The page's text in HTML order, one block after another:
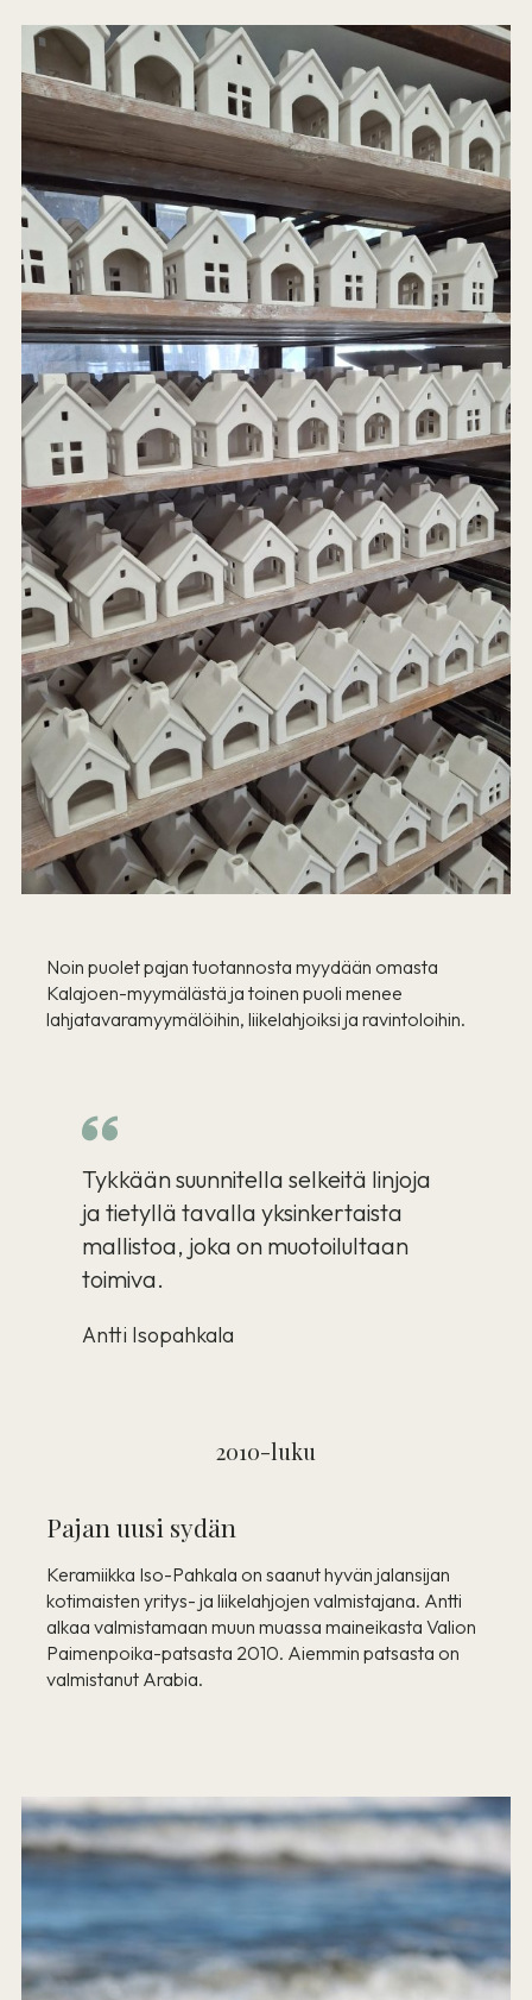
Noin puolet pajan tuotannosta myydään omasta
Kalajoen-myymälästä ja toinen puoli menee
lahjatavaramyymälöihin, liikelahjoiksi ja ravintoloihin.
Tykkään suunnitella selkeitä linjoja
ja tietyllä tavalla yksinkertaista
mallistoa, joka on muotoilultaan
toimiva.
Antti Isopahkala
2010-luku
Pajan uusi sydän
Keramiikka Iso-Pahkala on saanut hyvän jalansijan
kotimaisten yritys- ja liikelahjojen valmistajana. Antti
alkaa valmistamaan muun muassa maineikasta Valion
Paimenpoika-patsasta 2010. Aiemmin patsasta on
valmistanut Arabia.